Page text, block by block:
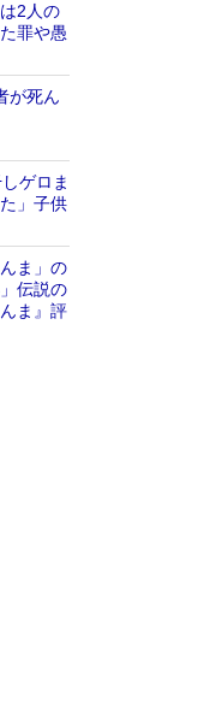
2人の
罪や愚
が死ん
ゲロま
」子供
ま」の
伝説の
ま』評